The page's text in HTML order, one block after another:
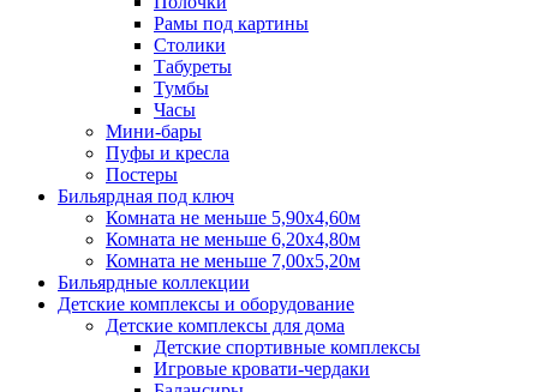
Рамы под картины
Столики
Табуреты
Тумбы
Часы
Мини-бары
Пуфы и кресла
Постеры
Бильярдная под ключ
Комната не меньше 5,90х4,60м
Комната не меньше 6,20х4,80м
Комната не меньше 7,00х5,20м
Бильярдные коллекции
Детские комплексы и оборудование
Детские комплексы для дома
Детские спортивные комплексы
Игровые кровати-чердаки